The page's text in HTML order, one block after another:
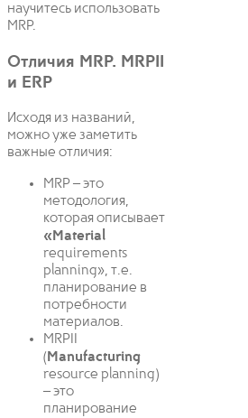
научитесь использовать
MRP.
Отличия MRP. MRPII
и ERP
Исходя из названий,
можно уже заметить
важные отличия:
MRP – это
методология,
которая описывает
«Material
requirements
planning», т.е.
планирование в
потребности
материалов.
MRPII
(Manufacturing
resource planning)
– это
планирование